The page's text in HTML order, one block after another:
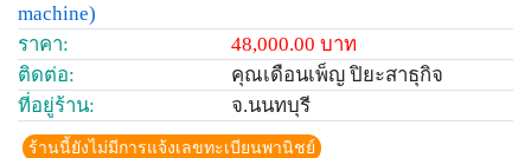
machine)
ราคา:
48,000.00 บาท
ติดต่อ:
คุณเดือนเพ็ญ ปิยะสาธุกิจ
ที่อยู่ร้าน:
จ.นนทบุรี
ร้านนี้ยังไม่มีการแจ้งเลขทะเบียนพานิชย์